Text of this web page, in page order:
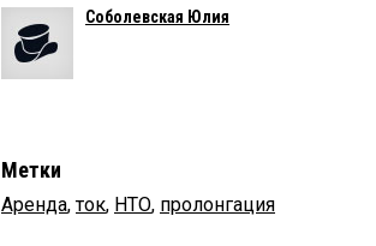
Соболевская Юлия
Метки
Аренда,ток, НТО, пролонгация